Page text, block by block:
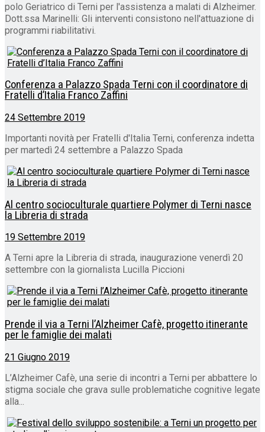
polo Geriatrico di Terni per l'assistenza a malati di Alzheimer.
Dott.ssa Marinelli: Gli interventi consistono nell'attuazione di
programmi riabilitativi.
Conferenza a Palazzo Spada Terni con il coordinatore di
Fratelli d’Italia Franco Zaffini
24 Settembre 2019
Importanti novità per Fratelli d'Italia Terni, conferenza indetta
per martedì 24 settembre a Palazzo Spada
Al centro socioculturale quartiere Polymer di Terni nasce
la Libreria di strada
19 Settembre 2019
A Terni apre la Libreria di strada, inaugurazione venerdì 20
settembre con la giornalista Lucilla Piccioni
Prende il via a Terni l’Alzheimer Cafè, progetto itinerante
per le famiglie dei malati
21 Giugno 2019
L’Alzheimer Cafè, una serie di incontri a Terni per abbattere lo
stigma sociale che grava sulle problematiche cognitive legate
alla...